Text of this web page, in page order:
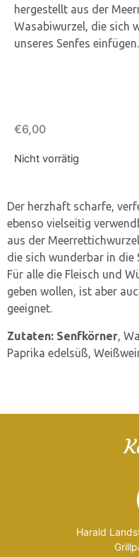
hergestellt aus der
Wasabiwurzel, die sich
unseres Senfes einfügen.
€6,00
Nicht vorrätig
Der herzhaft scharfe,
ebenso vielseitig
aus der
die sich wunderbar in die
Für alle die Fleisch und
geben wollen, ist aber
geeignet.
Zutaten: Senfkörner,
Paprika edelsüß,
Harald